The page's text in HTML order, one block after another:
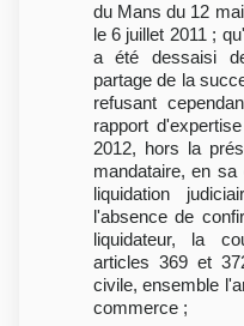
du Mans du 12
le 6 juillet 2011 ;
a été dessaisi
partage de la
refusant
rapport
2012, hors la
mandataire, en
liquidation
l'absence de
liquidateur, la
articles 369 et
civile, ensemble
commerce ;